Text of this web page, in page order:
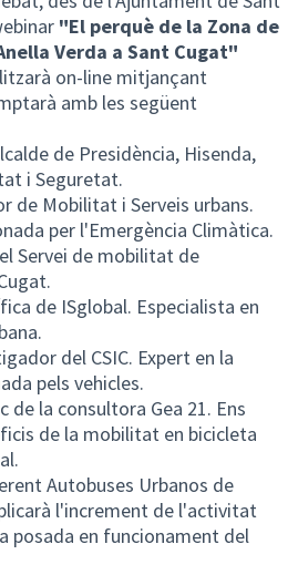
"El perquè de la Zona de
Verda a Sant Cugat"
on-line mitjançant
amb les següent
de Presidència, Hisenda,
i Seguretat.
de Mobilitat i Serveis urbans.
per l'Emergència Climàtica.
Servei de mobilitat de
de ISglobal. Especialista en
del CSIC. Expert en la
pels vehicles.
de la consultora Gea 21. Ens
de la mobilitat en bicicleta
Autobuses Urbanos de
l'increment de l'activitat
posada en funcionament del